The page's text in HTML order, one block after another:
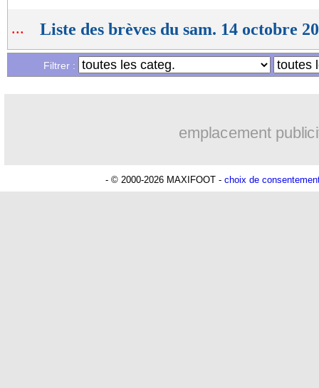
... Liste des brèves du sam. 14 octobre
Filtrer :
emplacement
- © 2000-2026 MAXIFOOT - choix de